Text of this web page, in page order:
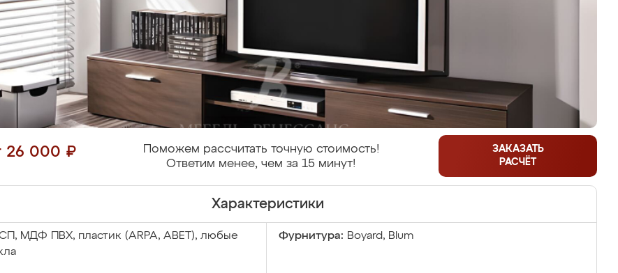
26 000 ₽
Поможем рассчитать точную стоимость!
Ответим менее, чем за 15 минут!
ЗАКАЗАТЬ
РАСЧЁТ
Характеристики
МДФ ПВХ, пластик (ARPA, ABET), любые
Фурнитура: Boyard, Blum